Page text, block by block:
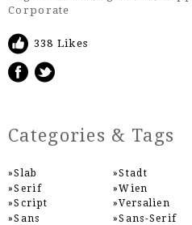
Corporate
338 Likes
Categories & Tags
Slab
Serif
Script
Sans
Stadt
Wien
Versalien
Sans-Serif